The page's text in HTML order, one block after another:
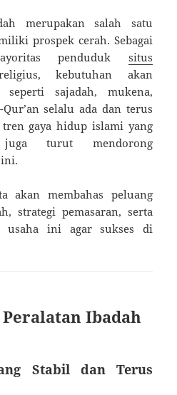
merupakan salah satu
prospek cerah. Sebagai
penduduk situs
kebutuhan akan
seperti sajadah, mukena,
selalu ada dan terus
gaya hidup islami yang
turut mendorong
akan membahas peluang
strategi pemasaran, serta
usaha ini agar sukses di
Ibadah
Stabil dan Terus